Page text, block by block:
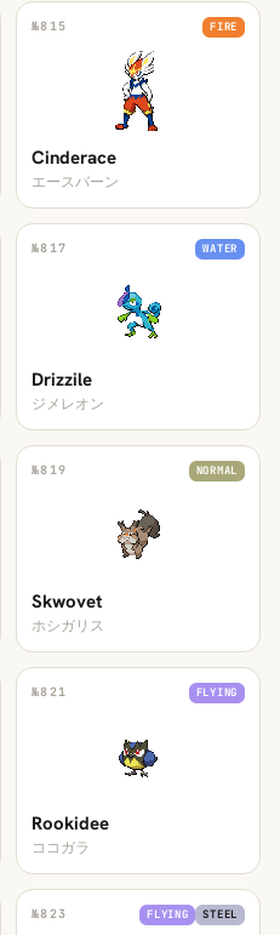
№815 FIRE
Cinderace
エースバーン
№817 WATER
Drizzile
ジメレオン
№819 NORMAL
Skwovet
ホシガリス
№821 FLYING
Rookidee
ココガラ
№823 FLYING STEEL